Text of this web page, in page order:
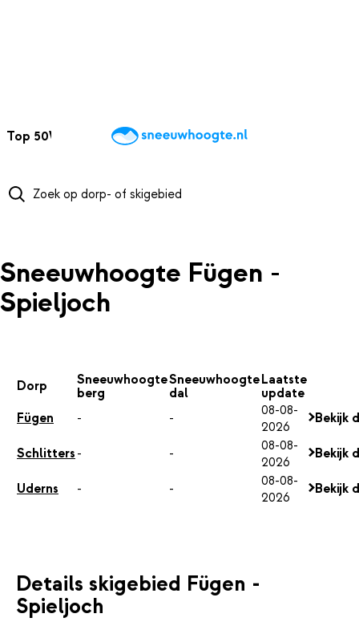
Top 50Webcams WintersportweerKaarten
Sneeuwhoogte Fügen -
Spieljoch
Dorp
Sneeuwhoogte
berg
Sneeuwhoogte
dal
Laatste
update
Fügen
- -
08-08-
2026
Bekijk
Schlitters - -
08-08-
2026
Bekijk
Uderns - -
08-08-
2026
Bekijk
Details skigebied Fügen -
Spieljoch